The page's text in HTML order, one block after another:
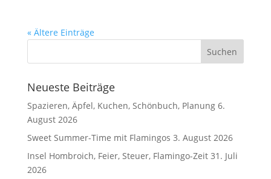
« Ältere Einträge
Neueste Beiträge
Spazieren, Äpfel, Kuchen, Schönbuch, Planung 6.
August 2026
Sweet Summer-Time mit Flamingos 3. August 2026
Insel Hombroich, Feier, Steuer, Flamingo-Zeit 31. Juli
2026